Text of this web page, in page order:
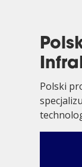
News
Epi-
Polski